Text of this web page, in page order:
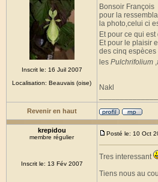
Inscrit le: 16 Juil 2007
Localisation: Beauvais (oise)
Bonsoir François
pour la
la photo,celui ci
Et pour ce qui
Et pour le plaisir
des cinq espèces
les Pulchrifolium
Nakl
Revenir en haut
krepidou
membre régulier
Inscrit le: 13 Fév 2007
Posté le: 10 Oct
Tres interessant
Tiens nous au